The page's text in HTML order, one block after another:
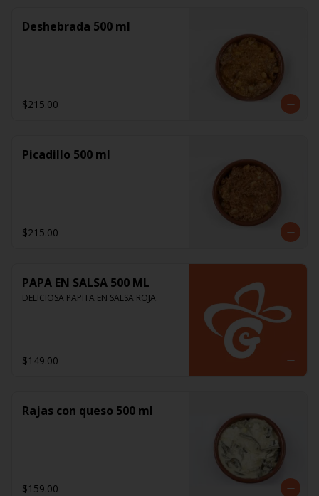
Deshebrada 500 ml
$215.00
Picadillo 500 ml
$215.00
PAPA EN SALSA 500 ML
DELICIOSA PAPITA EN SALSA ROJA.
$149.00
Rajas con queso 500 ml
$159.00